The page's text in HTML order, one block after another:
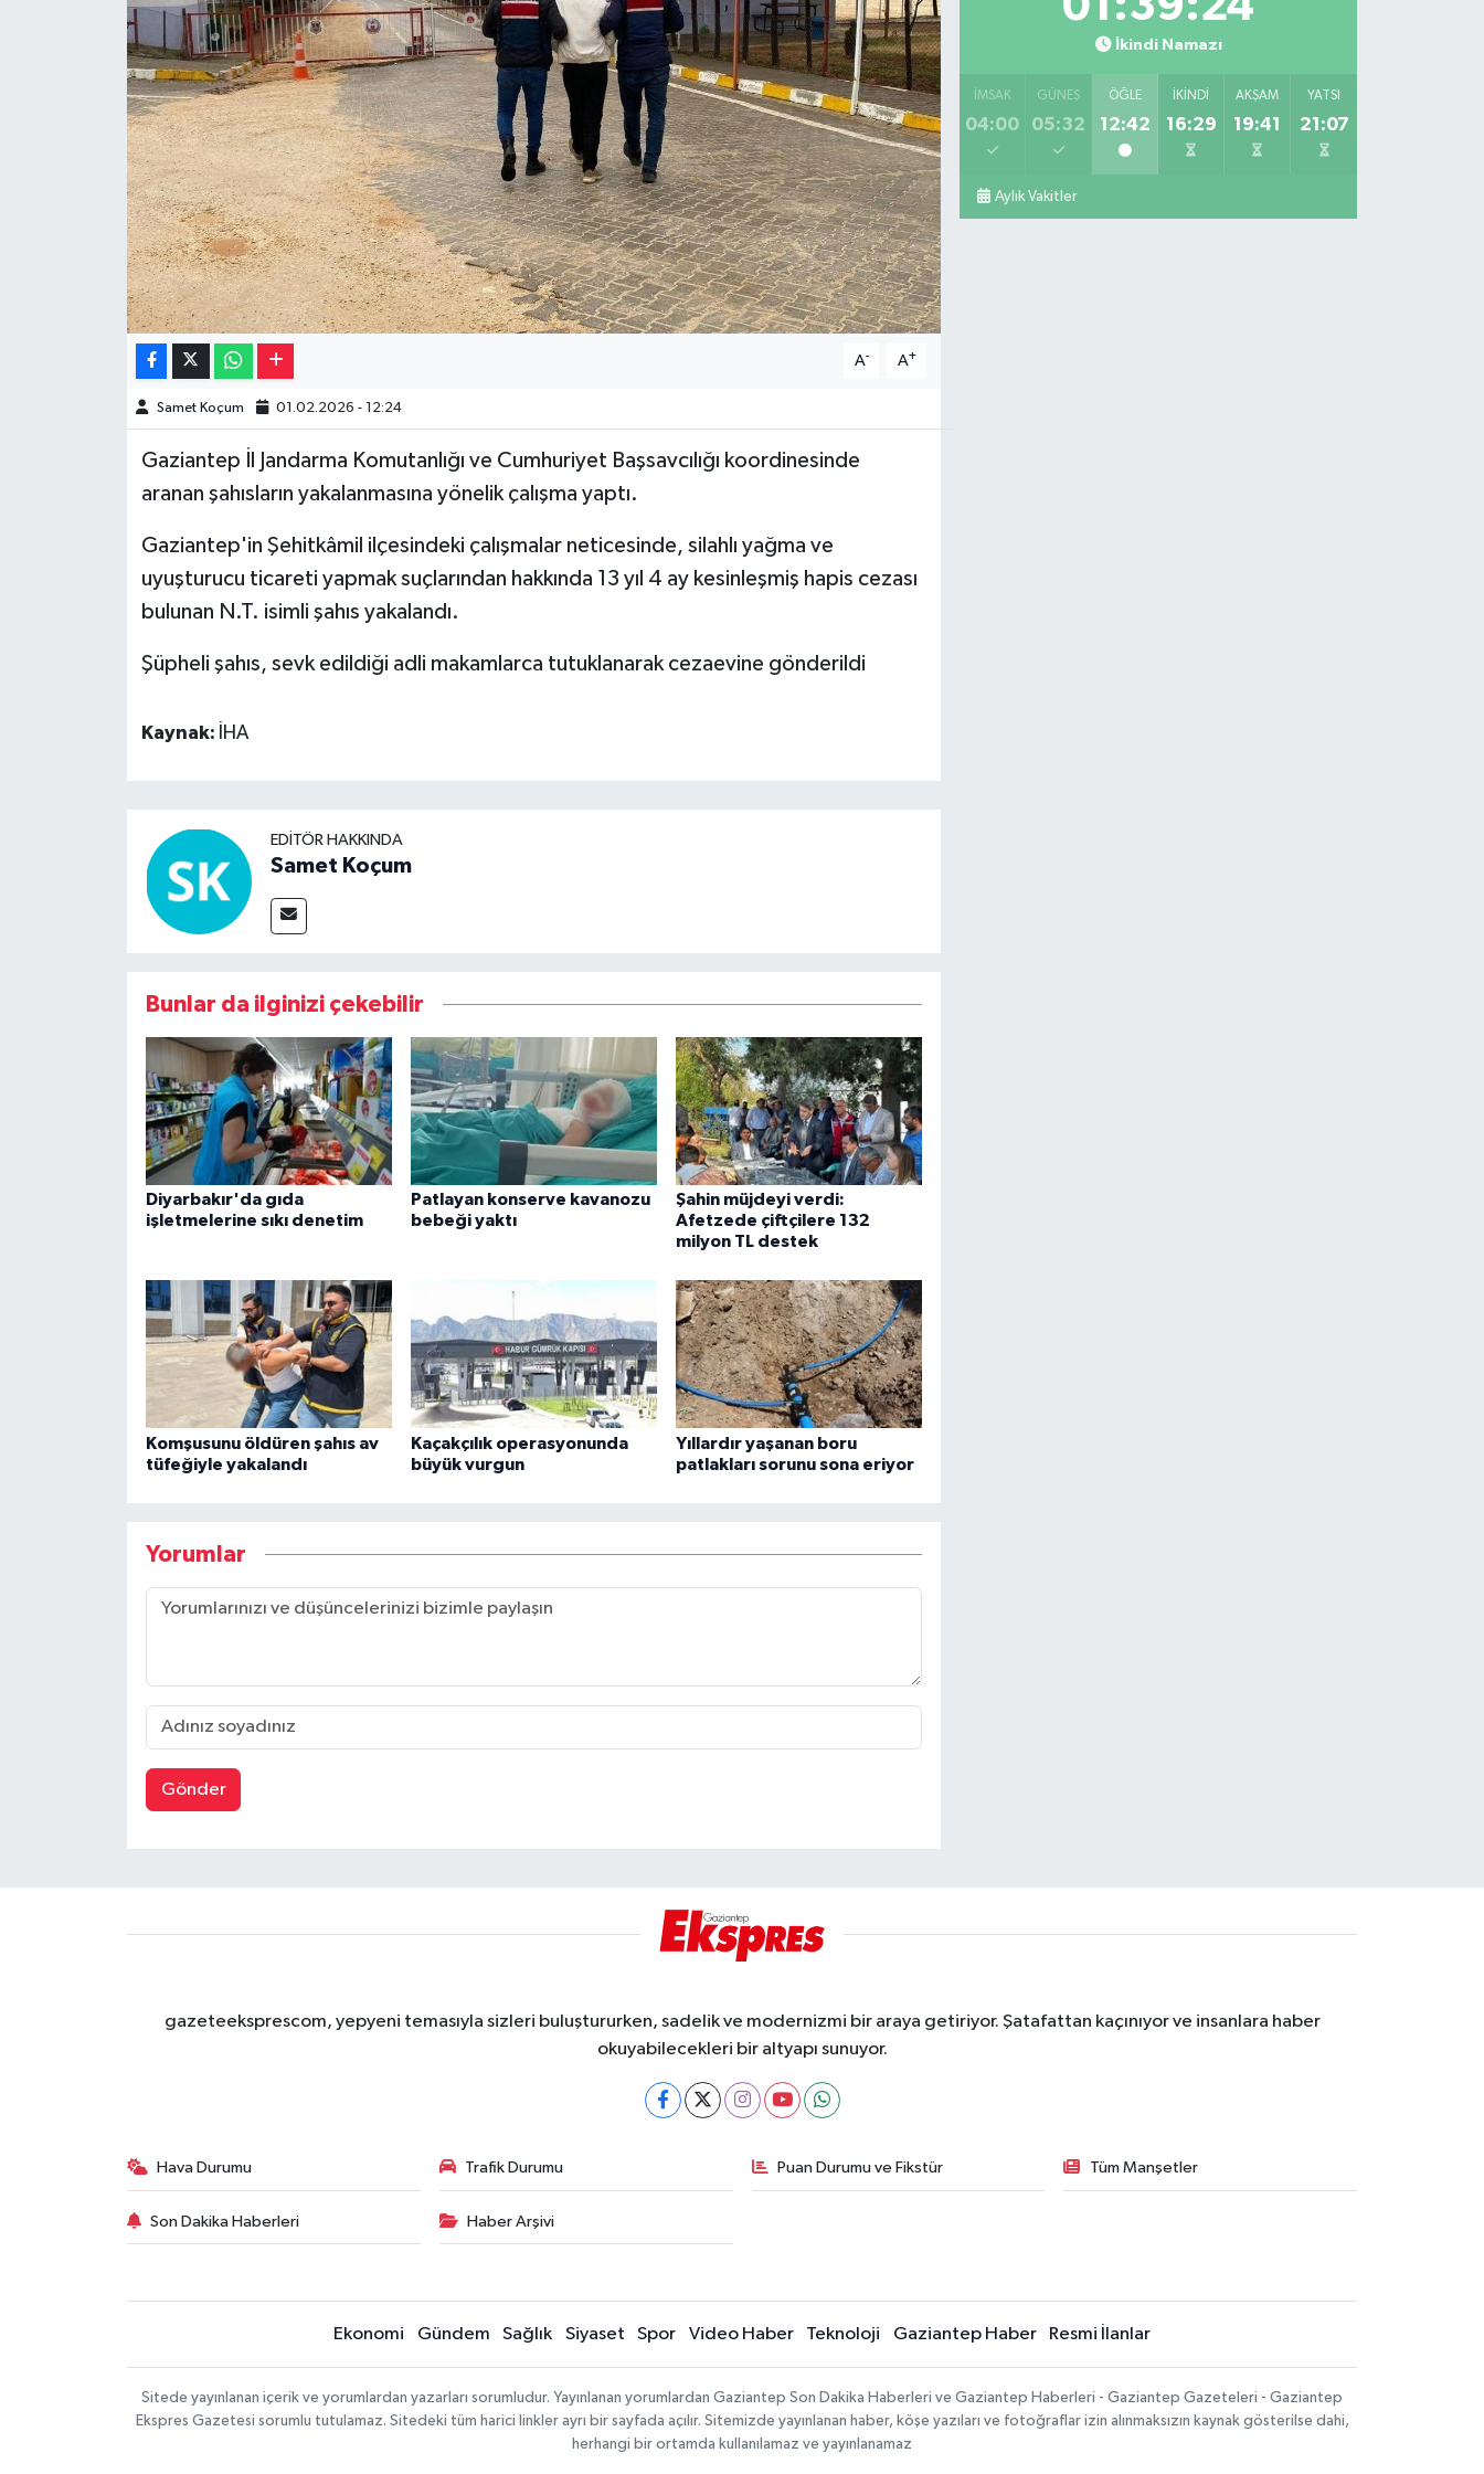
A- A+
Samet Koçum 01.02.2026 - 12:24
Gaziantep İl Jandarma Komutanlığı ve Cumhuriyet Başsavcılığı koordinesinde
aranan şahısların yakalanmasına yönelik çalışma yaptı.
Gaziantep'in Şehitkâmil ilçesindeki çalışmalar neticesinde, silahlı yağma ve
uyuşturucu ticareti yapmak suçlarından hakkında 13 yıl 4 ay kesinleşmiş hapis cezası
bulunan N.T. isimli şahıs yakalandı.
Şüpheli şahıs, sevk edildiği adli makamlarca tutuklanarak cezaevine gönderildi
Kaynak: İHA
EDITÖR HAKKINDA
Samet Koçum
Bunlar da ilginizi çekebilir
Diyarbakır'da gıda
işletmelerine sıkı denetim
Patlayan konserve kavanozu
bebeği yaktı
Şahin müjdeyi verdi:
Afetzede çiftçilere 132
milyon TL destek
Komşusunu öldüren şahıs av
tüfeğiyle yakalandı
Kaçakçılık operasyonunda
büyük vurgun
Yıllardır yaşanan boru
patlakları sorunu sona eriyor
Yorumlar
Gönder
İkindi Namazı
İMSAK
04:00
GÜNEŞ
05:32
ÖĞLE
12:42
İKINDI
16:29
AKŞAM
19:41
YATSI
21:07
Aylık Vakitler
gazeteeksprescom, yepyeni temasıyla sizleri buluştururken, sadelik ve modernizmi bir araya getiriyor. Şatafattan kaçınıyor ve insanlara haber
okuyabilecekleri bir altyapı sunuyor.
Hava Durumu Trafik Durumu Puan Durumu ve Fikstür Tüm Manşetler
Son Dakika Haberleri Haber Arşivi
Ekonomi Gündem Sağlık Siyaset Spor Video Haber Teknoloji Gaziantep Haber Resmi İlanlar
Sitede yayınlanan içerik ve yorumlardan yazarları sorumludur. Yayınlanan yorumlardan Gaziantep Son Dakika Haberleri ve Gaziantep Haberleri - Gaziantep Gazeteleri - Gaziantep
Ekspres Gazetesi sorumlu tutulamaz. Sitedeki tüm harici linkler ayrı bir sayfada açılır. Sitemizde yayınlanan haber, köşe yazıları ve fotoğraflar izin alınmaksızın kaynak gösterilse dahi,
herhangi bir ortamda kullanılamaz ve yayınlanamaz
Resmi İlanlar
Sinemalar
Siyaset
Teknoloji
Video Haber
Yeme-İçme